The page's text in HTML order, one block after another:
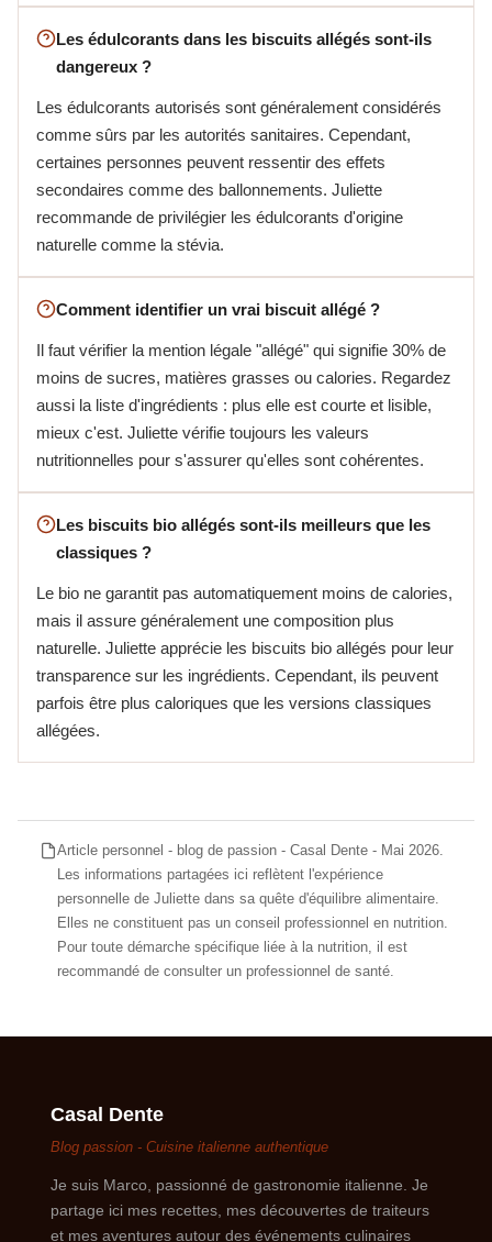
Les édulcorants dans les biscuits allégés sont-ils
dangereux ?
Les édulcorants autorisés sont généralement considérés
comme sûrs par les autorités sanitaires. Cependant,
certaines personnes peuvent ressentir des effets
secondaires comme des ballonnements. Juliette
recommande de privilégier les édulcorants d'origine
naturelle comme la stévia.
Comment identifier un vrai biscuit allégé ?
Il faut vérifier la mention légale "allégé" qui signifie 30% de
moins de sucres, matières grasses ou calories. Regardez
aussi la liste d'ingrédients : plus elle est courte et lisible,
mieux c'est. Juliette vérifie toujours les valeurs
nutritionnelles pour s'assurer qu'elles sont cohérentes.
Les biscuits bio allégés sont-ils meilleurs que les
classiques ?
Le bio ne garantit pas automatiquement moins de calories,
mais il assure généralement une composition plus
naturelle. Juliette apprécie les biscuits bio allégés pour leur
transparence sur les ingrédients. Cependant, ils peuvent
parfois être plus caloriques que les versions classiques
allégées.
Article personnel - blog de passion - Casal Dente - Mai 2026.
Les informations partagées ici reflètent l'expérience
personnelle de Juliette dans sa quête d'équilibre alimentaire.
Elles ne constituent pas un conseil professionnel en nutrition.
Pour toute démarche spécifique liée à la nutrition, il est
recommandé de consulter un professionnel de santé.
Casal Dente
Blog passion - Cuisine italienne authentique
Je suis Marco, passionné de gastronomie italienne. Je
partage ici mes recettes, mes découvertes de traiteurs
et mes aventures autour des événements culinaires